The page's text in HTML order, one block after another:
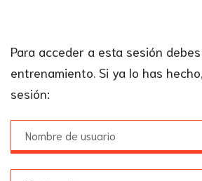
Para acceder a esta sesión
entrenamiento. Si ya lo has
sesión: